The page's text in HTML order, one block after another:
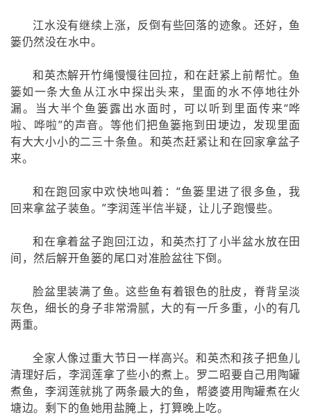
江水没有继续上涨，反倒有些回落的迹象。还好，鱼
篓仍然没在水中。
和英杰解开竹绳慢慢往回拉，和在赶紧上前帮忙。鱼
篓如一条大鱼从江水中探出头来，里面的水不停地往外
漏。当大半个鱼篓露出水面时，可以听到里面传来“哗
啦、哗啦”的声音。等他们把鱼篓拖到田埂边，发现里面
有大大小小的二三十条鱼。和英杰赶紧让和在回家拿盆子
来。
和在跑回家中欢快地叫着：“鱼篓里进了很多鱼，我
回来拿盆子装鱼。”李润莲半信半疑，让儿子跑慢些。
和在拿着盆子跑回江边，和英杰打了小半盆水放在田
间，然后解开鱼篓的尾口对准脸盆往下倒。
脸盆里装满了鱼。这些鱼有着银色的肚皮，脊背呈淡
灰色，细长的身子非常滑腻，大的有一斤多重，小的有几
两重。
全家人像过重大节日一样高兴。和英杰和孩子把鱼儿
清理好后，李润莲拿了些小的煮上。罗二昭要自己用陶罐
煮鱼，李润莲就挑了两条最大的鱼，帮婆婆用陶罐煮在火
塘边。剩下的鱼她用盐腌上，打算晚上吃。